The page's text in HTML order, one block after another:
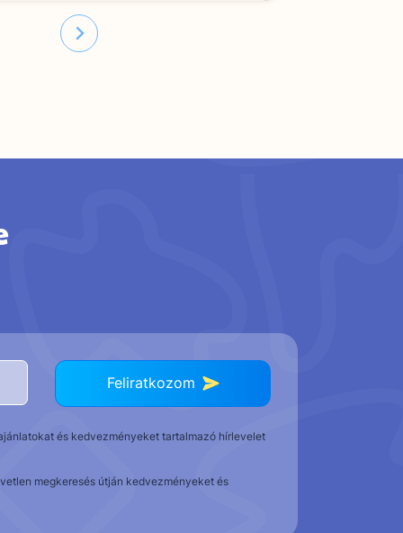
Feliratkozom
és kedvezményeket tartalmazó hírlevelet
megkeresés útján kedvezményeket és